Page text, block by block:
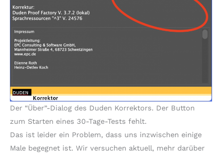
Der “Über”-Dialog des Duden Korrektors. Der Button
zum Starten eines 30-Tage-Tests fehlt.
Das ist leider ein Problem, dass uns inzwischen einige
Male begegnet ist. Wir versuchen aktuell, mehr darüber